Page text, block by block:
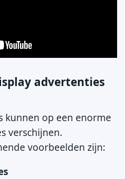
advertenties
kunnen op een enorme
verschijnen.
voorbeelden zijn: